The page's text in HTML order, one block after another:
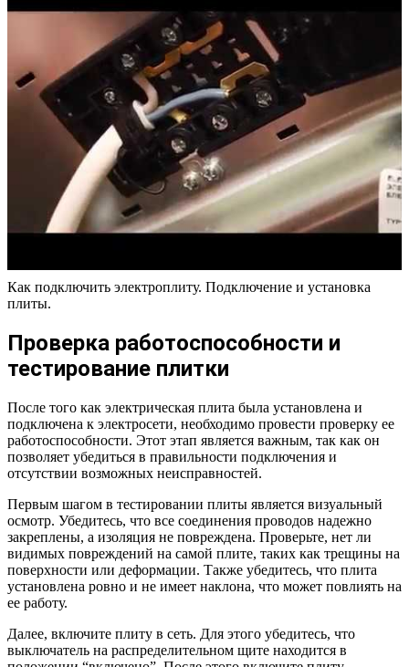
Как подключить электроплиту. Подключение и установка
плиты.
Проверка работоспособности и
тестирование плитки
После того как электрическая плита была установлена и
подключена к электросети, необходимо провести проверку ее
работоспособности. Этот этап является важным, так как он
позволяет убедиться в правильности подключения и
отсутствии возможных неисправностей.
Первым шагом в тестировании плиты является визуальный
осмотр. Убедитесь, что все соединения проводов надежно
закреплены, а изоляция не повреждена. Проверьте, нет ли
видимых повреждений на самой плите, таких как трещины на
поверхности или деформации. Также убедитесь, что плита
установлена ровно и не имеет наклона, что может повлиять на
ее работу.
Далее, включите плиту в сеть. Для этого убедитесь, что
выключатель на распределительном щите находится в